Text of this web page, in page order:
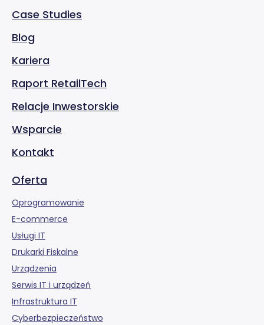
Case Studies
Blog
Kariera
Raport RetailTech
Relacje Inwestorskie
Wsparcie
Kontakt
Oferta
Oprogramowanie
E-commerce
Usługi IT
Drukarki Fiskalne
Urządzenia
Serwis IT i urządzeń
Infrastruktura IT
Cyberbezpieczeństwo